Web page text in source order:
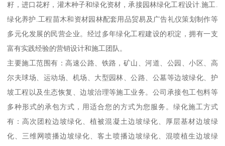
籽，进口花籽，灌木种子和绿化资材，承接园林绿化工程设计.施工.
绿化养护.工程苗木和资材园林配套用品贸易及广告礼仪策划制作等
多元化发展的民营企业。经过多年绿化工程建设的积淀，拥有一支
富有实践经验的营销设计和施工团队。
主要施工范围有：高速公路、铁路，矿山、河道、公园、小区、高
尔夫球场、运动场、机场、大型园林、公路、公墓等边坡绿化、护
坡工程以及生态恢复、边坡治理等施工业务。公司承接包工包料等
多种形式的承包方式，用适合您的方式为您服务。绿化施工方式
有：高次团粒边坡绿化、植被混凝土边坡绿化、厚层基材边坡绿
化、三维网喷播边坡绿化、客土喷播边坡绿化、混喷植生边坡绿